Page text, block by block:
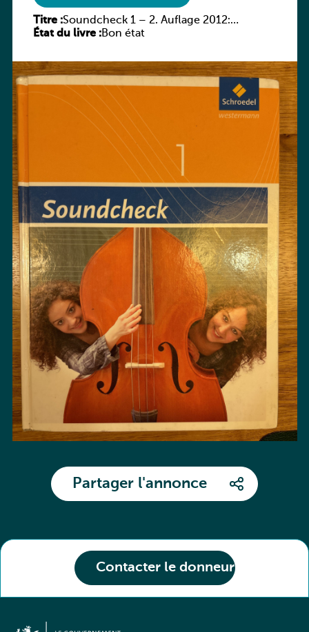
Contacter le donneur
Titre :Soundcheck 1 – 2. Auflage 2012:
Schülerband 1
État du livre :Bon état
Partager l'annonce